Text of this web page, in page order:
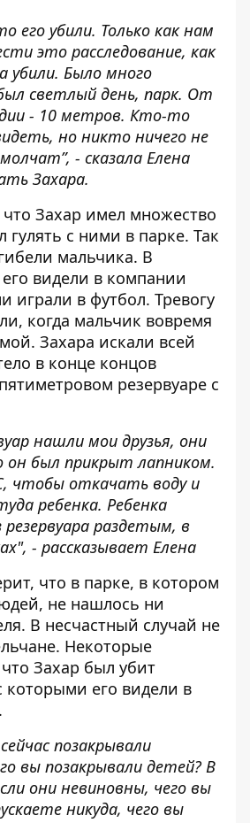
его убили. Только как нам
это расследование, как
убили. Было много
светлый день, парк. От
- 10 метров. Кто-то
но никто ничего не
- сказала Елена
Захара.
что Захар имел множество
гулять с ними в парке. Так
мальчика. В
видели в компании
играли в футбол. Тревогу
когда мальчик вовремя
Захара искали всей
в конце концов
резервуаре с
нашли мои друзья, они
он был прикрыт лапником.
чтобы откачать воду и
ребенка. Ребенка
раздетым, в
- рассказывает Елена
что в парке, в котором
не нашлось ни
В несчастный случай не
Некоторые
Захар был убит
которыми его видели в
позакрывали
вы позакрывали детей? В
они невиновны, чего вы
никуда, чего вы